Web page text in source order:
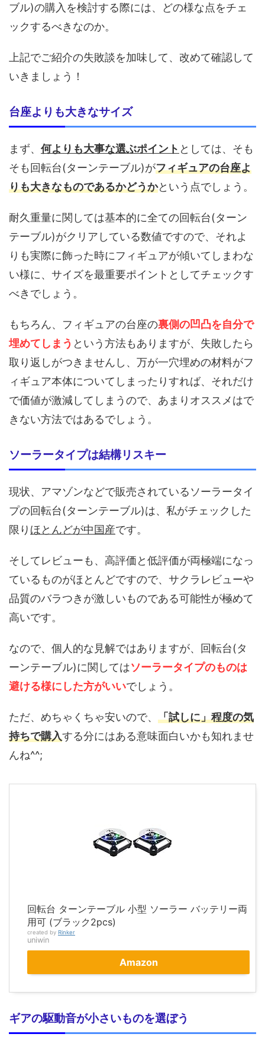
ブル)の購入を検討する際には、どの様な点をチェ
ックするべきなのか。
上記でご紹介の失敗談を加味して、改めて確認して
いきましょう！
台座よりも大きなサイズ
まず、 何よりも大事な選ぶポイント としては、そも
そも回転台(ターンテーブル)がフィギュアの台座よ
りも大きなものであるかどうかという点でしょう。
耐久重量に関しては基本的に全ての回転台(ターン
テーブル)がクリアしている数値ですので、それよ
りも実際に飾った時にフィギュアが傾いてしまわな
い様に、サイズを最重要ポイントとしてチェックす
べきでしょう。
もちろん、フィギュアの台座の裏側の凹凸を自分で
埋めてしまう という方法もありますが、失敗したら
取り返しがつきませんし、万が一穴埋めの材料がフ
ィギュア本体についてしまったりすれば、それだけ
で価値が激減してしまうので、あまりオススメはで
きない方法ではあるでしょう。
ソーラータイプは結構リスキー
現状、アマゾンなどで販売されているソーラータイ
プの回転台(ターンテーブル)は、私がチェックした
限り ほとんどが中国産です。
そしてレビューも、高評価と低評価が両極端になっ
ているものがほとんどですので、サクラレビューや
品質のバラつきが激しいものである可能性が極めて
高いです。
なので、個人的な見解ではありますが、回転台(タ
ーンテーブル)に関してはソーラータイプのものは
避ける様にした方がいいでしょう。
ただ、めちゃくちゃ安いので、 「試しに」程度の気
持ちで購入する分にはある意味面白いかも知れませ
んね^^;
回転台 ターンテーブル 小型 ソーラー バッテリー両
用可 (ブラック2pcs)
created by Rinker
uniwin
Amazon
ギアの駆動音が小さいものを選ぼう